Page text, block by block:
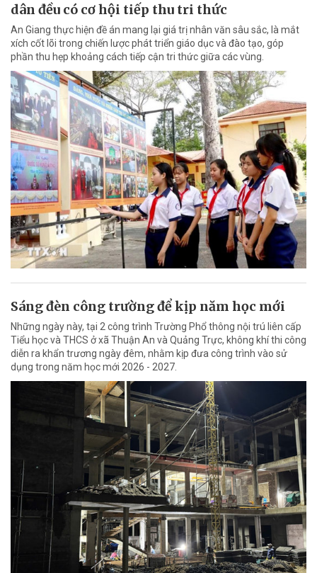
dân đều có cơ hội tiếp thu tri thức
An Giang thực hiện đề án mang lại giá trị nhân văn sâu sắc, là mắt
xích cốt lõi trong chiến lược phát triển giáo dục và đào tạo, góp
phần thu hẹp khoảng cách tiếp cận tri thức giữa các vùng.
Sáng đèn công trường để kịp năm học mới
Những ngày này, tại 2 công trình Trường Phổ thông nội trú liên cấp
Tiểu học và THCS ở xã Thuận An và Quảng Trực, không khí thi công
diễn ra khẩn trương ngày đêm, nhằm kịp đưa công trình vào sử
dụng trong năm học mới 2026 - 2027.